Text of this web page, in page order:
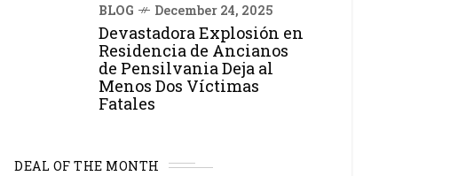
BLOG December 24, 2025
Devastadora Explosión en
Residencia de Ancianos
de Pensilvania Deja al
Menos Dos Víctimas
Fatales
DEAL OF THE MONTH